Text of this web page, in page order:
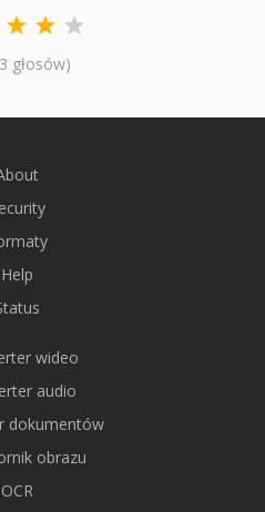
głosów)
Help
wideo
audio
dokumentów
obrazu
OCR